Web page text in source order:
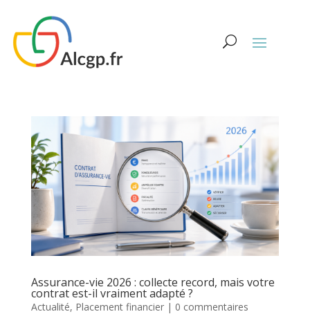
Assurance-vie 2026 : collecte record, mais votre
contrat est-il vraiment adapté ?
Actualité, Placement financier| 0 commentaires